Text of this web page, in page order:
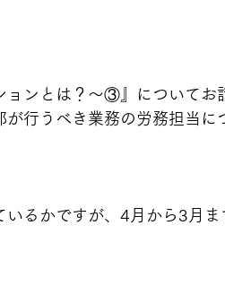
ョンとは？～③』についてお
行うべき業務の労務担当に
るかですが、4月から3月ま